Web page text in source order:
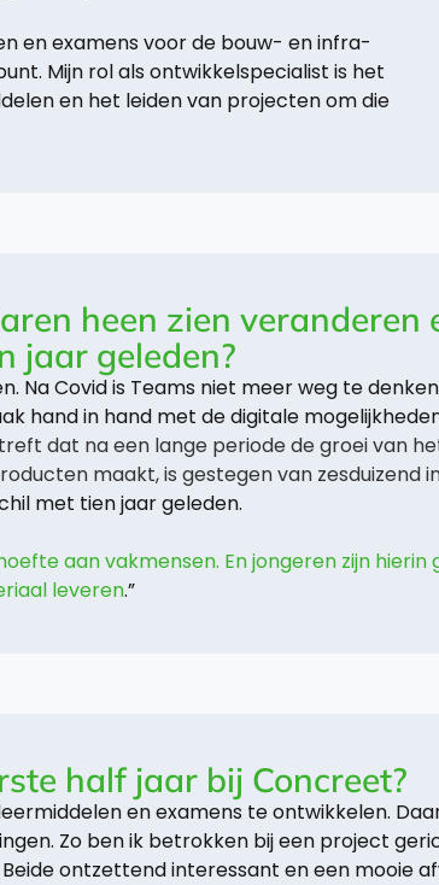
en examens voor de bouw- en infra-
Mijn rol als ontwikkelspecialist is het
en het leiden van projecten om die
heen zien veranderen
jaar geleden?
Na Covid is Teams niet meer weg te
hand in hand met de digitale
dat na een lange periode de groei van
maakt, is gestegen van zesduizend
met tien jaar geleden.
aan vakmensen. En jongeren zijn hierin
leveren.”
half jaar bij Concreet?
en examens te ontwikkelen.
Zo ben ik betrokken bij een project
ontzettend interessant en een mooie